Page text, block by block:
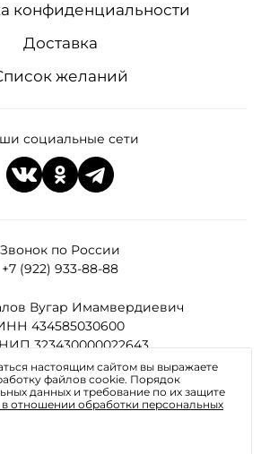
Звонок по России
+7 (922) 933-88-88
Вугар Имамвердиевич
434585030600
323430000022643
права защищены
конфиденциальности
Доставка
желаний
социальные сети
настоящим сайтом вы выражаете
файлов cookie. Порядок
данных и требование по их защите
в отношении обработки персональных